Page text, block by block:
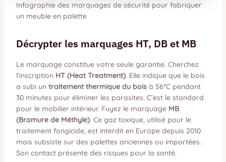
Infographie des marquages de sécurité pour fabriquer
un meuble en palette
Décrypter les marquages HT, DB et MB
Le marquage constitue votre seule garantie. Cherchez
l’inscription HT (Heat Treatment). Elle indique que le bois
a subi un traitement thermique du boisà 56°C pendant
30 minutes pour éliminer les parasites. C’est le standard
pour le mobilier intérieur. Fuyez le marquage MB
(Bromure de Méthyle). Ce gaz toxique, utilisé pour le
traitement fongicide, est interdit en Europe depuis 2010
mais subsiste sur des palettes anciennes ou importées.
Son contact présente des risques pour la santé.